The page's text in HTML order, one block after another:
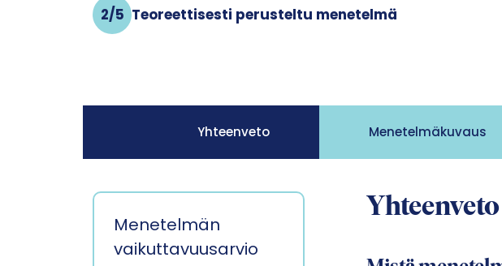
2/5 Teoreettisesti perusteltu menetelmä
Yhteenveto Menetelmäkuvaus
Menetelmän
vaikuttavuusarvio
Yhteenveto